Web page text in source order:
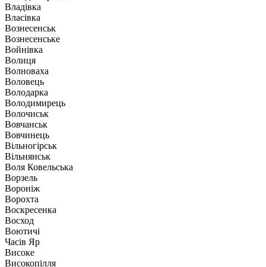
Владівка
Власівка
Вознесенськ
Вознесенське
Войнівка
Волиця
Волноваха
Воловець
Володарка
Володимирець
Волочиськ
Вовчанськ
Вовчинець
Вільногірськ
Вільнянськ
Воля Ковельська
Ворзель
Вороніж
Ворохта
Воскресенка
Восход
Воютичі
Часів Яр
Високе
Високопілля